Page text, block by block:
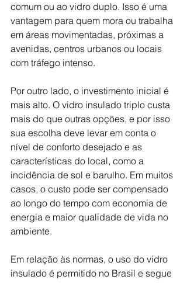
comum ou ao vidro duplo. Isso é uma
vantagem para quem mora ou trabalha
em áreas movimentadas, próximas a
avenidas, centros urbanos ou locais
com tráfego intenso.
Por outro lado, o investimento inicial é
mais alto. O vidro insulado triplo custa
mais do que outras opções, e por isso
sua escolha deve levar em conta o
nível de conforto desejado e as
características do local, como a
incidência de sol e barulho. Em muitos
casos, o custo pode ser compensado
ao longo do tempo com economia de
energia e maior qualidade de vida no
ambiente.
Em relação às normas, o uso do vidro
insulado é permitido no Brasil e segue